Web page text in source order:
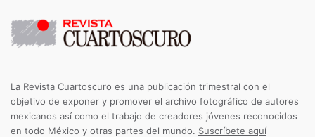
La Revista Cuartoscuro es una publicación trimestral con el
objetivo de exponer y promover el archivo fotográfico de autores
mexicanos así como el trabajo de creadores jóvenes reconocidos
en todo México y otras partes del mundo. Suscríbete aquí